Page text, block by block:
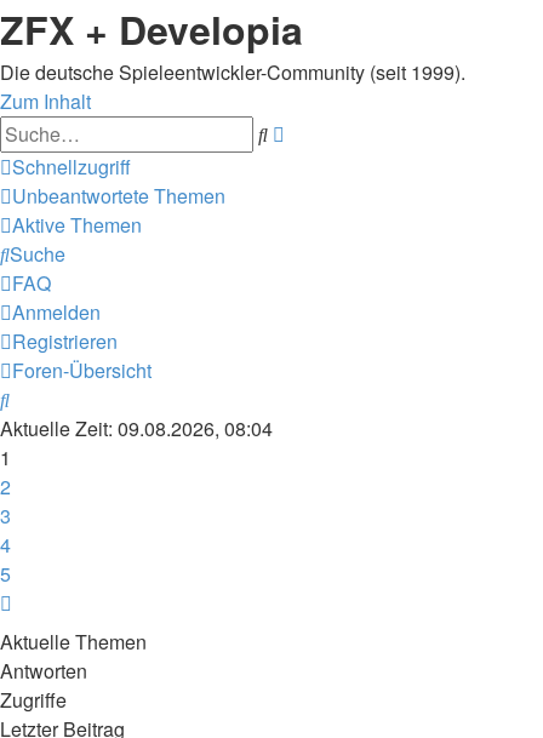
ZFX + Developia
Die deutsche Spieleentwickler-Community (seit 1999).
Zum Inhalt
Suche
Schnellzugriff
Unbeantwortete Themen
Aktive Themen
Suche
FAQ
Anmelden
Registrieren
Foren-Übersicht
Suche
Aktuelle Zeit: 09.08.2026, 08:04
1
2
3
4
5
Aktuelle Themen
Antworten
Zugriffe
Letzter Beitrag